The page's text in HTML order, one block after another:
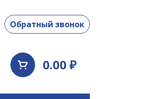
Обратный звонок
0.00 ₽